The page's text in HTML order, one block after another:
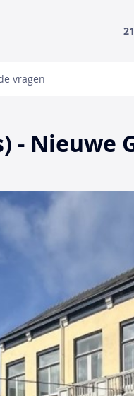
vragen
- Nieuwe